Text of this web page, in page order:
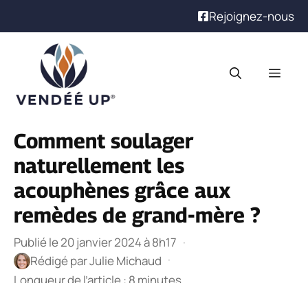
Rejoignez-nous
contenu
Comment soulager
naturellement les
acouphènes grâce aux
remèdes de grand-mère ?
Publié le 20 janvier 2024 à 8h17 ·
Rédigé parJulie Michaud ·
Longueur de l’article : 8 minutes